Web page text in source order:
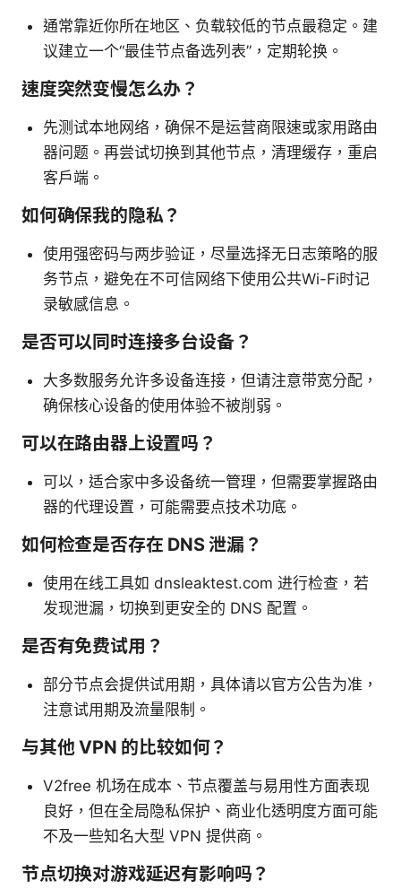
通常靠近你所在地区、负载较低的节点最稳定。建
议建立一个“最佳节点备选列表”，定期轮换。
速度突然变慢怎么办？
先测试本地网络，确保不是运营商限速或家用路由
器问题。再尝试切换到其他节点，清理缓存，重启
客户端。
如何确保我的隐私？
使用强密码与两步验证，尽量选择无日志策略的服
务节点，避免在不可信网络下使用公共Wi-Fi时记
录敏感信息。
是否可以同时连接多台设备？
大多数服务允许多设备连接，但请注意带宽分配，
确保核心设备的使用体验不被削弱。
可以在路由器上设置吗？
可以，适合家中多设备统一管理，但需要掌握路由
器的代理设置，可能需要点技术功底。
如何检查是否存在 DNS 泄漏？
使用在线工具如 dnsleaktest.com 进行检查，若
发现泄漏，切换到更安全的 DNS 配置。
是否有免费试用？
部分节点会提供试用期，具体请以官方公告为准，
注意试用期及流量限制。
与其他 VPN 的比较如何？
V2free 机场在成本、节点覆盖与易用性方面表现
良好，但在全局隐私保护、商业化透明度方面可能
不及一些知名大型 VPN 提供商。
节点切换对游戏延迟有影响吗？